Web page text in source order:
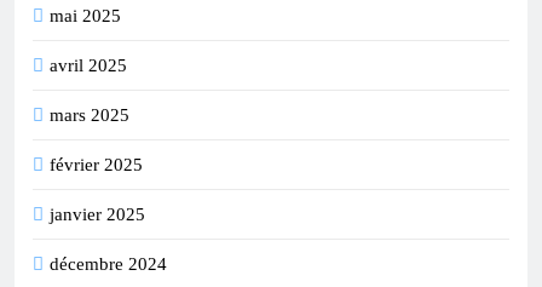
mai 2025
avril 2025
mars 2025
février 2025
janvier 2025
décembre 2024